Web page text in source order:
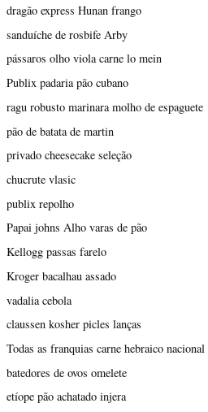
dragão express Hunan frango
sanduíche de rosbife Arby
pássaros olho viola carne lo mein
Publix padaria pão cubano
ragu robusto marinara molho de espaguete
pão de batata de martin
privado cheesecake seleção
chucrute vlasic
publix repolho
Papai johns Alho varas de pão
Kellogg passas farelo
Kroger bacalhau assado
vadalia cebola
claussen kosher picles lanças
Todas as franquias carne hebraico nacional
batedores de ovos omelete
etíope pão achatado injera